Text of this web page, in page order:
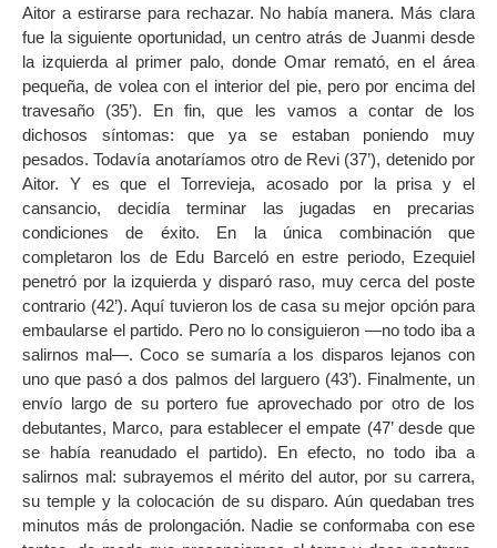
Aitor a estirarse para rechazar. No había manera. Más clara
fue la siguiente oportunidad, un centro atrás de Juanmi desde
la izquierda al primer palo, donde Omar remató, en el área
pequeña, de volea con el interior del pie, pero por encima del
travesaño (35’). En fin, que les vamos a contar de los
dichosos síntomas: que ya se estaban poniendo muy
pesados. Todavía anotaríamos otro de Revi (37’), detenido por
Aitor. Y es que el Torrevieja, acosado por la prisa y el
cansancio, decidía terminar las jugadas en precarias
condiciones de éxito. En la única combinación que
completaron los de Edu Barceló en estre periodo, Ezequiel
penetró por la izquierda y disparó raso, muy cerca del poste
contrario (42’). Aquí tuvieron los de casa su mejor opción para
embaularse el partido. Pero no lo consiguieron —no todo iba a
salirnos mal—. Coco se sumaría a los disparos lejanos con
uno que pasó a dos palmos del larguero (43’). Finalmente, un
envío largo de su portero fue aprovechado por otro de los
debutantes, Marco, para establecer el empate (47’ desde que
se había reanudado el partido). En efecto, no todo iba a
salirnos mal: subrayemos el mérito del autor, por su carrera,
su temple y la colocación de su disparo. Aún quedaban tres
minutos más de prolongación. Nadie se conformaba con ese